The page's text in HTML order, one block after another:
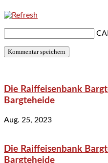
Die Raiffeisenbank
Bargteheide
Aug. 25, 2023
Die Raiffeisenbank
Bargteheide